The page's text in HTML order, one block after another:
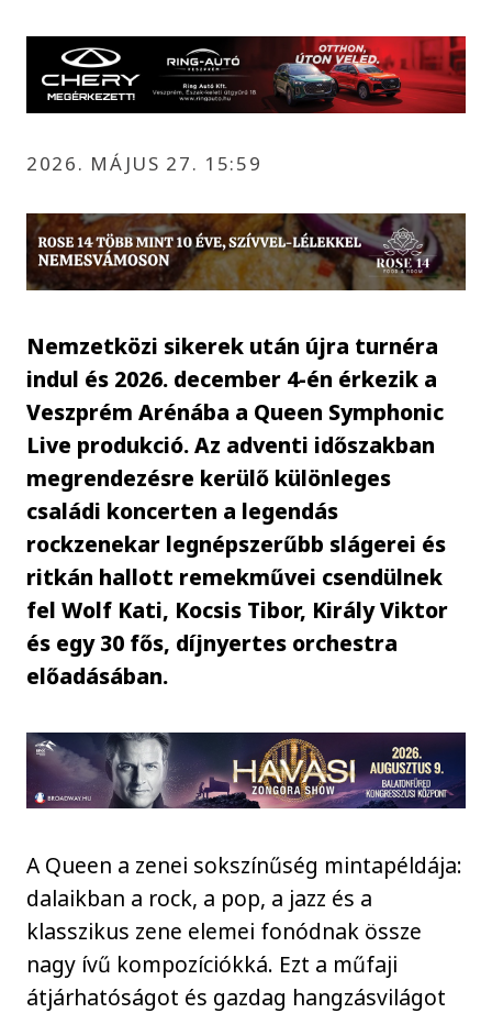
2026. MÁJUS 27. 15:59
Nemzetközi sikerek után újra turnéra
indul és 2026. december 4-én érkezik a
Veszprém Arénába a Queen Symphonic
Live produkció. Az adventi időszakban
megrendezésre kerülő különleges
családi koncerten a legendás
rockzenekar legnépszerűbb slágerei és
ritkán hallott remekművei csendülnek
fel Wolf Kati, Kocsis Tibor, Király Viktor
és egy 30 fős, díjnyertes orchestra
előadásában.
A Queen a zenei sokszínűség mintapéldája:
dalaikban a rock, a pop, a jazz és a
klasszikus zene elemei fonódnak össze
nagy ívű kompozíciókká. Ezt a műfaji
átjárhatóságot és gazdag hangzásvilágot